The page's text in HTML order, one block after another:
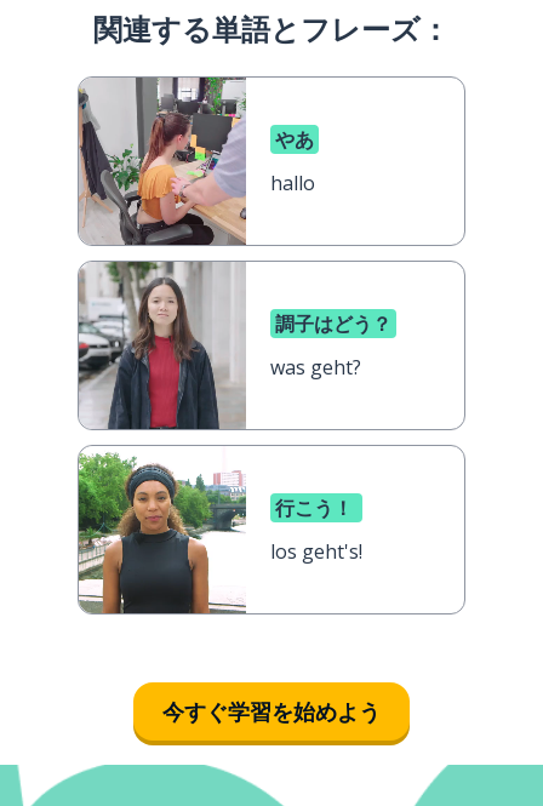
関連する単語とフレーズ：
やあ
hallo
調子はどう？
was geht?
行こう！
los geht's!
今すぐ学習を始めよう